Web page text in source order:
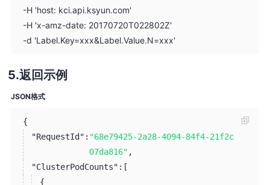
-H 'host: kci.api.ksyun.com'
-H 'x-amz-date: 20170720T022802Z'
-d 'Label.Key=xxx&Label.Value.N=xxx'
返回示例
JSON格式
{
"RequestId": "68e79425-2a28-4094-84f4-21f2c
07da816" ,
"ClusterPodCounts": [
{